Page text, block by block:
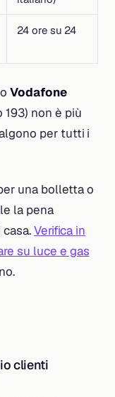
24 ore su 24
Vodafone
non è più
per tutti i
una bolletta o
la pena
Verifica in
su luce e gas
clienti